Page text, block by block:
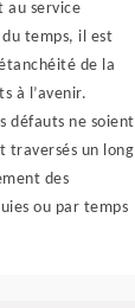
au service
temps, il est
de la
à l’avenir.
défauts ne soient
traversés un long
des
ou par temps